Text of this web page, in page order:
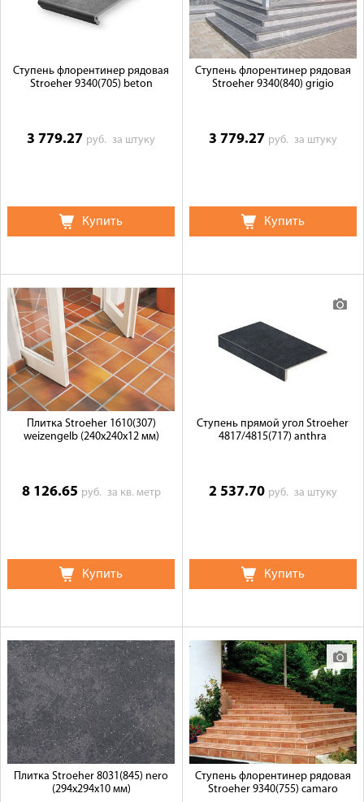
Ступень флорентинер рядовая
Stroeher 9340(705) beton
3 779.27 руб.за штуку
Купить
Ступень флорентинер рядовая
Stroeher 9340(840) grigio
3 779.27 руб. за штуку
Купить
Плитка Stroeher 1610(307)
weizengelb (240х240х12 мм)
8 126.65 руб. за кв. метр
Купить
Ступень прямой угол Stroeher
4817/4815(717) anthra
2 537.70 руб. за штуку
Купить
Плитка Stroeher 8031(845) nero
(294х294х10 мм)
Ступень флорентинер рядовая
Stroeher 9340(755) camaro